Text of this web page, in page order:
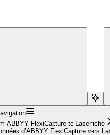
ABBYY FlexiCapture to Laserfiche
d’ABBYY FlexiCapture vers